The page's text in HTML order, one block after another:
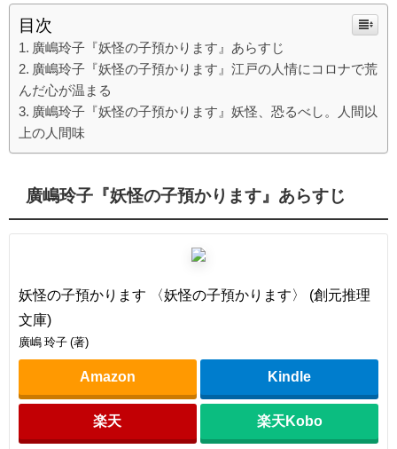
目次
廣嶋玲子『妖怪の子預かります』あらすじ
廣嶋玲子『妖怪の子預かります』江戸の人情にコロナで荒
んだ心が温まる
廣嶋玲子『妖怪の子預かります』妖怪、恐るべし。人間以
上の人間味
廣嶋玲子『妖怪の子預かります』あらすじ
妖怪の子預かります 〈妖怪の子預かります〉 (創元推理
文庫)
廣嶋 玲子 (著)
Amazon Kindle
楽天 楽天Kobo